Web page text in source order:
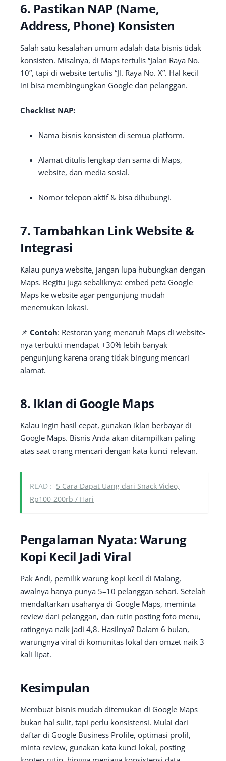
6. Pastikan NAP (Name,
Address, Phone) Konsisten
Salah satu kesalahan umum adalah data bisnis tidak
konsisten. Misalnya, di Maps tertulis “Jalan Raya No.
10”, tapi di website tertulis “Jl. Raya No. X”. Hal kecil
ini bisa membingungkan Google dan pelanggan.
Checklist NAP:
Nama bisnis konsisten di semua platform.
Alamat ditulis lengkap dan sama di Maps,
website, dan media sosial.
Nomor telepon aktif & bisa dihubungi.
7. Tambahkan Link Website &
Integrasi
Kalau punya website, jangan lupa hubungkan dengan
Maps. Begitu juga sebaliknya: embed peta Google
Maps ke website agar pengunjung mudah
menemukan lokasi.
📌 Contoh: Restoran yang menaruh Maps di website-
nya terbukti mendapat +30% lebih banyak
pengunjung karena orang tidak bingung mencari
alamat.
8. Iklan di Google Maps
Kalau ingin hasil cepat, gunakan iklan berbayar di
Google Maps. Bisnis Anda akan ditampilkan paling
atas saat orang mencari dengan kata kunci relevan.
READ : 5 Cara Dapat Uang dari Snack Video,
Rp100-200rb / Hari
Pengalaman Nyata: Warung
Kopi Kecil Jadi Viral
Pak Andi, pemilik warung kopi kecil di Malang,
awalnya hanya punya 5–10 pelanggan sehari. Setelah
mendaftarkan usahanya di Google Maps, meminta
review dari pelanggan, dan rutin posting foto menu,
ratingnya naik jadi 4,8. Hasilnya? Dalam 6 bulan,
warungnya viral di komunitas lokal dan omzet naik 3
kali lipat.
Kesimpulan
Membuat bisnis mudah ditemukan di Google Maps
bukan hal sulit, tapi perlu konsistensi. Mulai dari
daftar di Google Business Profile, optimasi profil,
minta review, gunakan kata kunci lokal, posting